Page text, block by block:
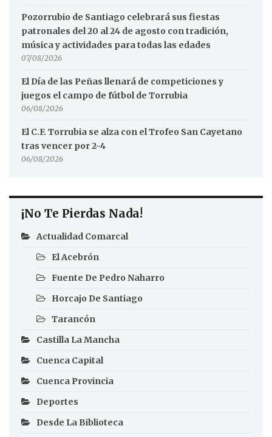
Pozorrubio de Santiago celebrará sus fiestas
patronales del 20 al 24 de agosto con tradición,
música y actividades para todas las edades
07/08/2026
El Día de las Peñas llenará de competiciones y
juegos el campo de fútbol de Torrubia
06/08/2026
El C.F. Torrubia se alza con el Trofeo San Cayetano
tras vencer por 2-4
06/08/2026
¡No Te Pierdas Nada!
Actualidad Comarcal
El Acebrón
Fuente De Pedro Naharro
Horcajo De Santiago
Tarancón
Castilla La Mancha
Cuenca Capital
Cuenca Provincia
Deportes
Desde La Biblioteca